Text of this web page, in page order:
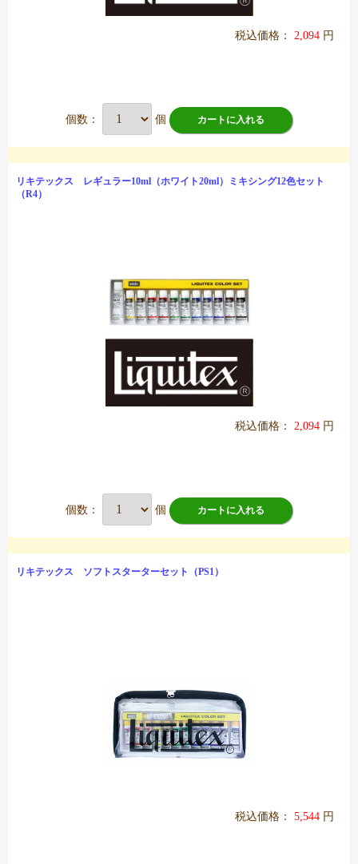
税込価格： 2,094 円
個数： 個 カートに入れる
リキテックス レギュラー10ml（ホワイト20ml）ミキシング12色セット
（R4）
税込価格： 2,094 円
個数： 個 カートに入れる
リキテックス ソフトスターターセット（PS1）
税込価格： 5,544 円